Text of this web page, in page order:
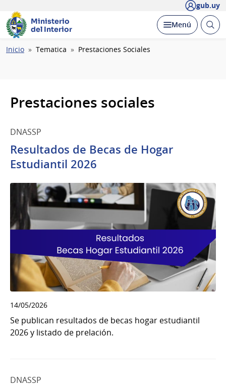
gub.uy
Ministerio
del Interior
Desplegar
Menú Abrir
Ruta
Inicio Tematica Prestaciones Sociales
Prestaciones sociales
DNASSP
Resultados de Becas de Hogar
Estudiantil 2026
14/05/2026
Se publican resultados de becas hogar estudiantil
2026 y listado de prelación.
DNASSP